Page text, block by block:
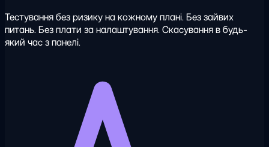
Тестування без ризику на кожному плані. Без зайвих
питань. Без плати за налаштування. Скасування в будь-
який час з панелі.